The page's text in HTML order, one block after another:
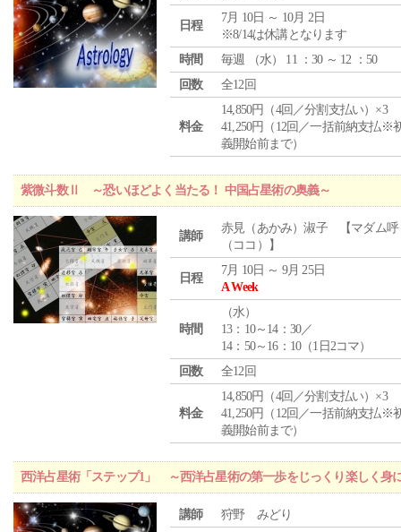
日程
7月 10日 ～ 10月 2日
※8/14は休講となります
時間
毎週 （水） 11 ：30 ～ 12 ：50
回数
全12回
料金
14,850円（4回／分割支払い）×3
41,250円（12回／一括前納支払※
義開始前まで）
紫微斗数Ⅱ ～恐いほどよく当たる！ 中国占星術の奥義～
講師
赤見（あかみ）淑子 【マダム呼
（ココ）】
日程
7月 10日 ～ 9月 25日
A Week
時間
（水）
13：10～14：30／
14：50～16：10（1日2コマ）
回数
全12回
料金
14,850円（4回／分割支払い）×3
41,250円（12回／一括前納支払※
義開始前まで）
西洋占星術「ステップ1」 ～西洋占星術の第一歩をじっくり楽しく身
講師 狩野 みどり